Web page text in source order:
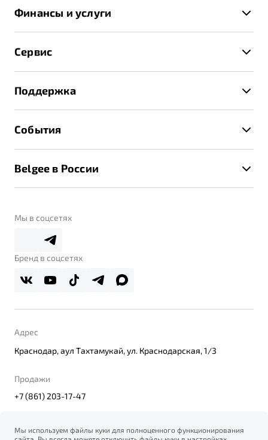
X70
Записаться на тест-драйв
Получить предложение
Финансы и услуги
Страхование
Расчет КАСКО
Сервис
Техническое обслуживание
Калькулятор ТО
Поддержка
Помощь на дорогах
Belgee Линк
Belgee Плюс
Реферальная программа
События
Belgee в России
О дилерском центре
Правовая информация
Мы в соцсетях
Бренд в соцсетях
Адрес
Краснодар, аул Тахтамукай, ул. Краснодарская, 1/3
Продажи
+7 (861) 203-17-47
Мы используем файлы куки для полноценного функционирования